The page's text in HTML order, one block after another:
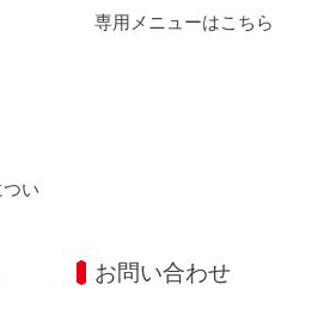
い
専用メニューはこちら
お問い合わせ